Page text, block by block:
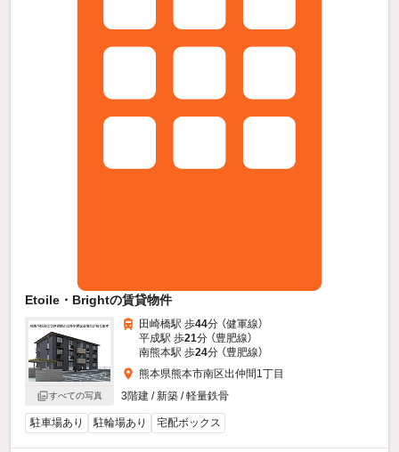
Etoile・Brightの賃貸物件
すべての写真
田崎橋駅 歩44分 （健軍線）
平成駅 歩21分 （豊肥線）
南熊本駅 歩24分 （豊肥線）
熊本県熊本市南区出仲間1丁目
3階建 / 新築 / 軽量鉄骨
駐車場あり 駐輪場あり 宅配ボックス